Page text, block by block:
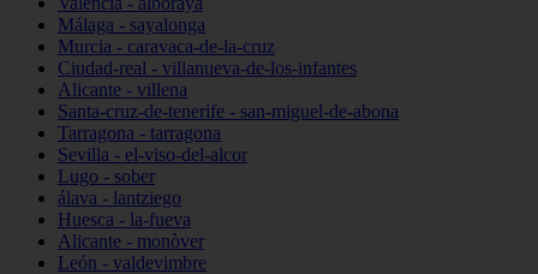
Málaga - sayalonga
Murcia - caravaca-de-la-cruz
Ciudad-real - villanueva-de-los-infantes
Alicante - villena
Santa-cruz-de-tenerife - san-miguel-de-abona
Tarragona - tarragona
Sevilla - el-viso-del-alcor
Lugo - sober
álava - lantziego
Huesca - la-fueva
Alicante - monòver
León - valdevimbre